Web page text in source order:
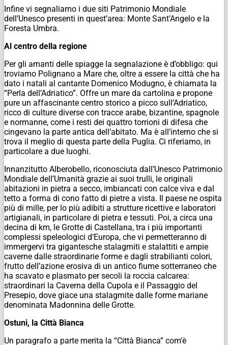
Infine vi segnaliamo i due siti Patrimonio Mondiale
dell’Unesco presenti in quest’area: Monte Sant’Angelo e la
Foresta Umbra.
Al centro della regione
Per gli amanti delle spiagge la segnalazione è d’obbligo: qui
troviamo Polignano a Mare che, oltre a essere la città che ha
dato i natali al cantante Domenico Modugno, è chiamata la
“Perla dell’Adriatico”. Offre un mare da cartolina e propone
pure un affascinante centro storico a picco sull’Adriatico,
ricco di culture diverse con tracce arabe, bizantine, spagnole
e normanne, come i resti dei quattro torrioni di difesa che
cingevano la parte antica dell’abitato. Ma è all’interno che si
trova il meglio di questa parte della Puglia. Ci riferiamo, in
particolare a due luoghi.
Innanzitutto Alberobello, riconosciuta dall’Unesco Patrimonio
Mondiale dell’Umanità grazie ai suoi trulli, le originali
abitazioni in pietra a secco, imbiancati con calce viva e dal
tetto a forma di cono fatto di pietre a vista. Il paese ne ospita
più di mille, per lo più adibiti a strutture ricettive e laboratori
artigianali, in particolare di pietra e tessuti. Poi, a circa una
decina di km, le Grotte di Castellana, tra i più importanti
complessi speleologici d’Europa, che vi permetteranno di
immergervi tra gigantesche stalagmiti e stalattiti e ampie
caverne dalle straordinarie forme e dagli strabilianti colori,
frutto dell’azione erosiva di un antico fiume sotterraneo che
ha scavato e plasmato per secoli la roccia calcarea:
straordinari la Caverna della Cupola e il Passaggio del
Presepio, dove giace una stalagmite dalle forme mariane
denominata Madonnina delle Grotte.
Ostuni, la Città Bianca
Un paragrafo a parte merita la “Città Bianca” com’è